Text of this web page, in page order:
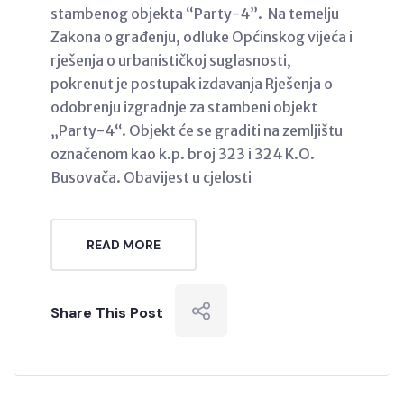
stambenog objekta “Party-4”. Na temelju
Zakona o građenju, odluke Općinskog vijeća i
rješenja o urbanističkoj suglasnosti,
pokrenut je postupak izdavanja Rješenja o
odobrenju izgradnje za stambeni objekt
„Party-4“. Objekt će se graditi na zemljištu
označenom kao k.p. broj 323 i 324 K.O.
Busovača. Obavijest u cjelosti
READ MORE
Share This Post